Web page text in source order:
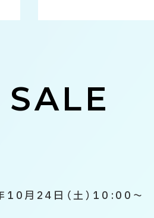
10月24日（土）10:00～